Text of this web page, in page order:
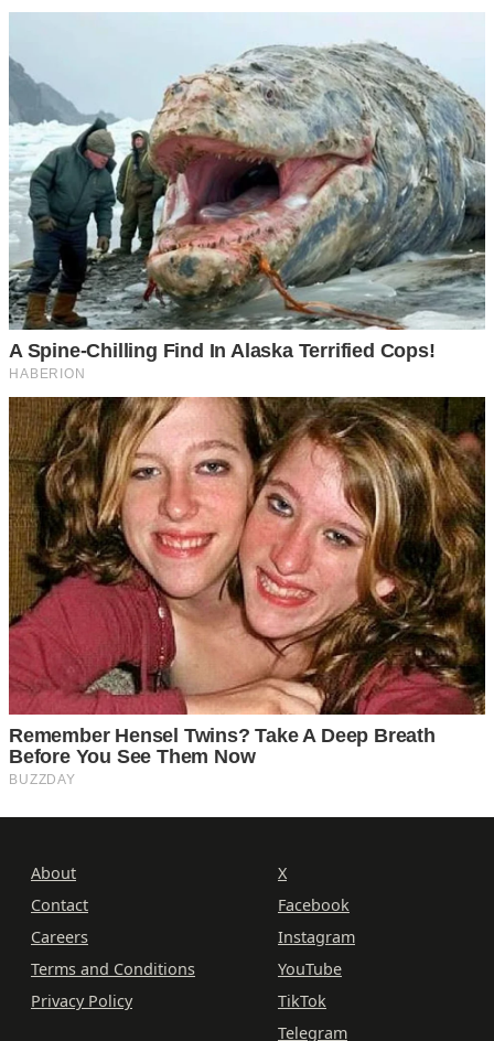
About
Contact
Careers
Terms and Conditions
Privacy Policy
X
Facebook
Instagram
YouTube
TikTok
Telegram